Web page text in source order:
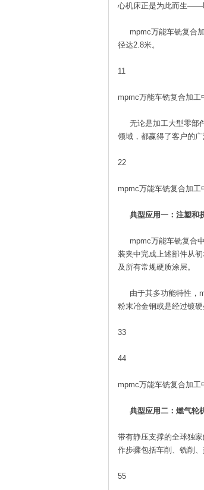
心机床正是为此而生——
mpmc万能车铣复合加
径达2.8米。
11
mpmc万能车铣复合加
无论是加工大型零部
领域，都赢得了客户的广
22
mpmc万能车铣复合加
典型应用一：注塑和
mpmc万能车铣复合中
装夹中完成上述部件从
及所有常规硬质涂层。
由于其多功能特性，
粉末冶金钢或是经过镀
33
44
mpmc万能车铣复合加工
典型应用二：燃气轮
带有静压支撑的全球独
作步骤包括车削、铣削
55